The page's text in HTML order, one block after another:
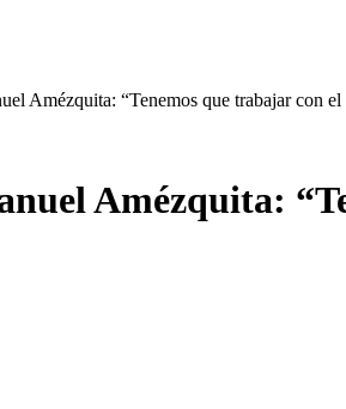
Amézquita: “Tenemos que trabajar con
Amézquita: